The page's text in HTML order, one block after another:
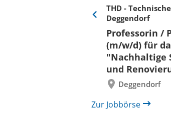
THD -
Deggendorf
Professorin /
(m/w/d) für
"Nachhaltige
und
Deggendorf
Eine
Folie
zurück
Zur Jobbörse